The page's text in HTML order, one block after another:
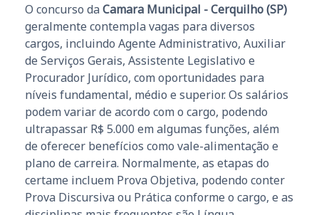
O concurso da Camara Municipal - Cerquilho (SP)
geralmente contempla vagas para diversos
cargos, incluindo Agente Administrativo, Auxiliar
de Serviços Gerais, Assistente Legislativo e
Procurador Jurídico, com oportunidades para
níveis fundamental, médio e superior. Os salários
podem variar de acordo com o cargo, podendo
ultrapassar R$ 5.000 em algumas funções, além
de oferecer benefícios como vale-alimentação e
plano de carreira. Normalmente, as etapas do
certame incluem Prova Objetiva, podendo conter
Prova Discursiva ou Prática conforme o cargo, e as